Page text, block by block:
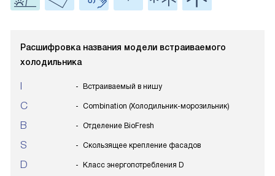
Расшифровка названия модели встраиваемого
холодильника
I Встраиваемый в нишу
C Combination (Холодильник-морозильник)
B Отделение BioFresh
S Скользящее крепление фасадов
D Класс энергопотребления D